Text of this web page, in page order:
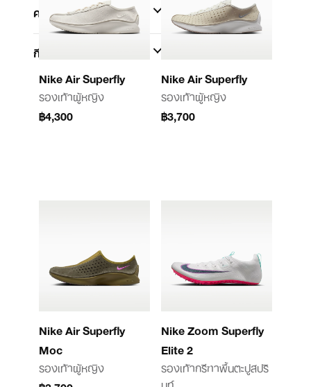
ความกว้าง
กีฬา
Nike Air Superfly
รองเท้าผู้หญิง
฿4,300
Nike Air Superfly
รองเท้าผู้หญิง
฿3,700
Nike Air Superfly
Moc
รองเท้าผู้หญิง
Nike Zoom Superfly
Elite 2
รองเท้ากรีฑาพื้นตะปูสปริ